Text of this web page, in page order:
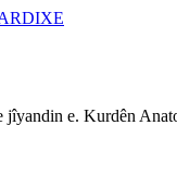
jîyandin e. Kurdên